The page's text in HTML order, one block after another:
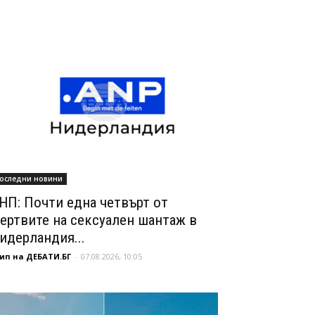
новини
Почти една четвърт от
на сексуален шантаж в
на ДЕБАТИ.БГ - 07.08.2026, 10:05